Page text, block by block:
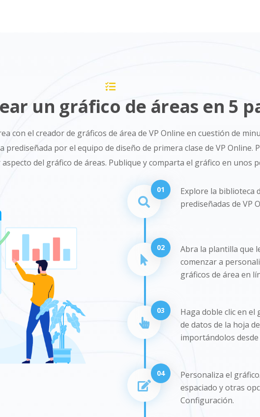
un gráfico de áreas en 5
con el creador de gráficos de área de VP Online en cuestión de
prediseñada por el equipo de diseño de primera clase de VP Online.
del gráfico de áreas. Publique y comparta el gráfico en unos
01
Explore la biblioteca
prediseñadas de VP
02
Abra la plantilla que
comenzar a
gráficos de área en
03
Haga doble clic en
de datos de la hoja
importándolos desde
04
Personaliza el
espaciado y otras
Configuración.